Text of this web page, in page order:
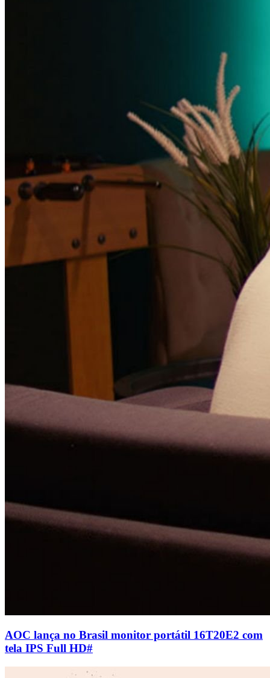
AOC lança no Brasil monitor portátil 16T20E2 com
tela IPS Full HD#